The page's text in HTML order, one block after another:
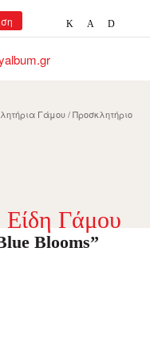
Γάμου / Προσκλητήριο
Γάμου
Blooms”